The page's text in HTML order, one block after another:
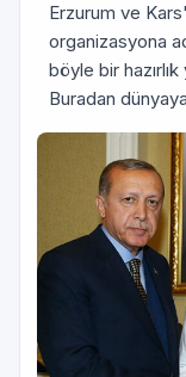
Erzurum ve
organizasyona
böyle bir
Buradan